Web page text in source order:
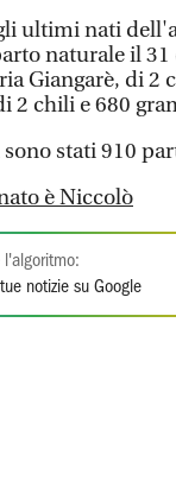
ultimi nati
naturale il
Giangarè, di 2
2 chili e 680
stati 910
è Niccolò
l'algoritmo:
notizie su Google